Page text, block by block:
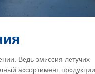
Ведь эмиссия летучих
ассортимент продукции,